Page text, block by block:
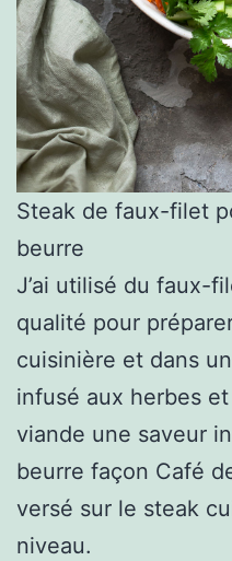
Steak de faux-filet
beurre
J’ai utilisé du faux-
qualité pour
cuisinière et dans
infusé aux herbes et
viande une saveur
beurre façon Café
versé sur le steak
niveau.